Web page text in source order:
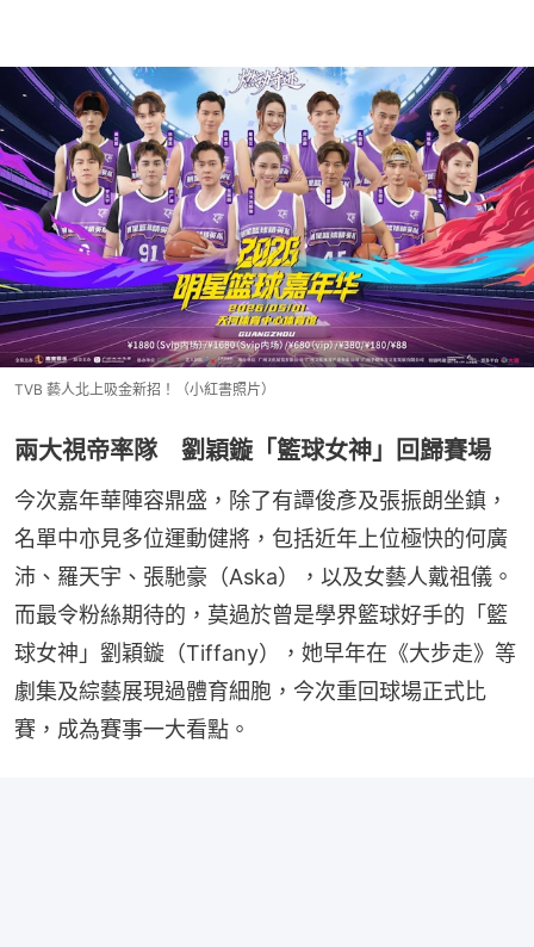
TVB 藝人北上吸金新招！（小紅書照片）
兩大視帝率隊 劉穎鏇「籃球女神」回歸賽場
今次嘉年華陣容鼎盛，除了有譚俊彥及張振朗坐鎮，
名單中亦見多位運動健將，包括近年上位極快的何廣
沛、羅天宇、張馳豪（Aska），以及女藝人戴祖儀。
而最令粉絲期待的，莫過於曾是學界籃球好手的「籃
球女神」劉穎鏇（Tiffany），她早年在《大步走》等
劇集及綜藝展現過體育細胞，今次重回球場正式比
賽，成為賽事一大看點。